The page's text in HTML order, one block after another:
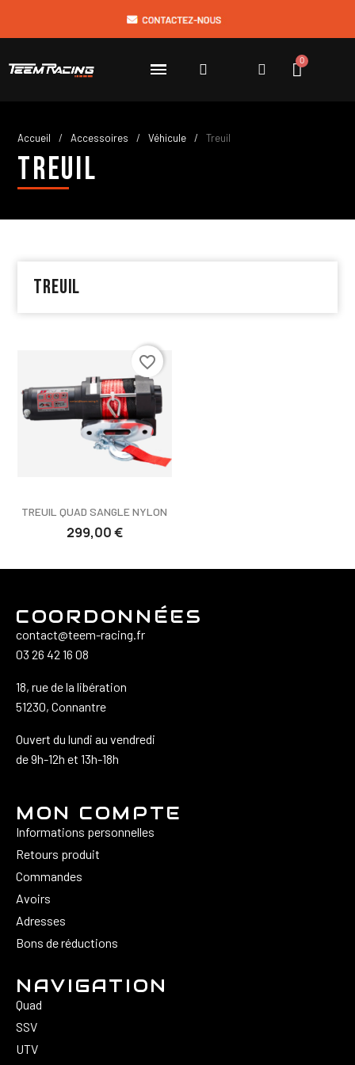
Accueil Accessoires Véhicule Treuil
Treuil
Treuil
TREUIL QUAD SANGLE NYLON
299,00 €
favorite_border
COORDONNÉES
contact@teem-racing.fr
03 26 42 16 08
18, rue de la libération
51230, Connantre
Ouvert du lundi au vendredi
de 9h-12h et 13h-18h
MON COMPTE
Informations personnelles
Retours produit
Commandes
Avoirs
Adresses
Bons de réductions
NAVIGATION
Quad
SSV
UTV